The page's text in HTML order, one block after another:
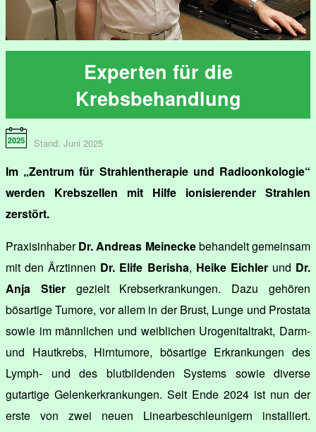
Experten für die
Krebsbehandlung
Stand: Juni 2025
Im „Zentrum für Strahlentherapie und Radioonkologie“
werden Krebszellen mit Hilfe ionisierender Strahlen
zerstört.
PraxisinhaberDr. Andreas Meineckebehandelt gemeinsam
mit den Ärztinnen Dr. Elife Berisha, Heike Eichlerund Dr.
Anja Stiergezielt Krebserkrankungen. Dazu gehören
bösartige Tumore, vor allem in der Brust, Lunge und Prostata
sowie im männlichen und weiblichen Urogenitaltrakt, Darm-
und Hautkrebs, Hirntumore, bösartige Erkrankungen des
Lymph- und des blutbildenden Systems sowie diverse
gutartige Gelenkerkrankungen. Seit Ende 2024 ist nun der
erste von zwei neuen Linearbeschleunigern installiert.